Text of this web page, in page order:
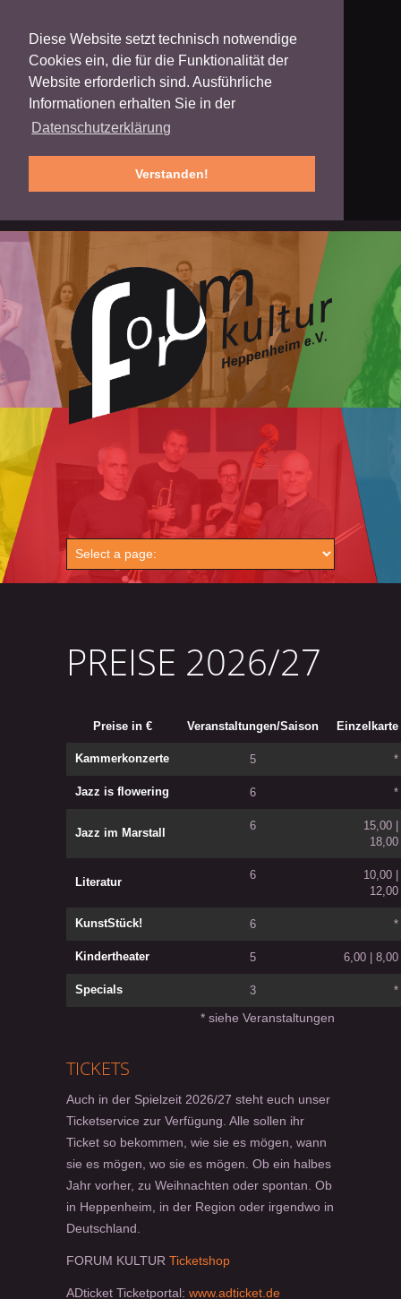
Diese Website setzt technisch notwendige
Cookies ein, die für die Funktionalität der
Website erforderlich sind. Ausführliche
Informationen erhalten Sie in der
Datenschutzerklärung
Verstanden!
PREISE 2026/27
Preise in € Veranstaltungen/Saison Einzelkarte
Kammerkonzerte 5 *
Jazz is flowering 6 *
Jazz im Marstall
6
15,00 |
18,00
Literatur
6
10,00 |
12,00
KunstStück! 6 *
Kindertheater 5 6,00 | 8,00
Specials 3 *
* siehe Veranstaltungen
TICKETS
Auch in der Spielzeit 2026/27 steht euch unser
Ticketservice zur Verfügung. Alle sollen ihr
Ticket so bekommen, wie sie es mögen, wann
sie es mögen, wo sie es mögen. Ob ein halbes
Jahr vorher, zu Weihnachten oder spontan. Ob
in Heppenheim, in der Region oder irgendwo in
Deutschland.
FORUM KULTUR Ticketshop
ADticket Ticketportal: www.adticket.de